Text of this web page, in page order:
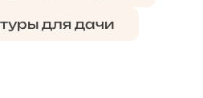
для дачи